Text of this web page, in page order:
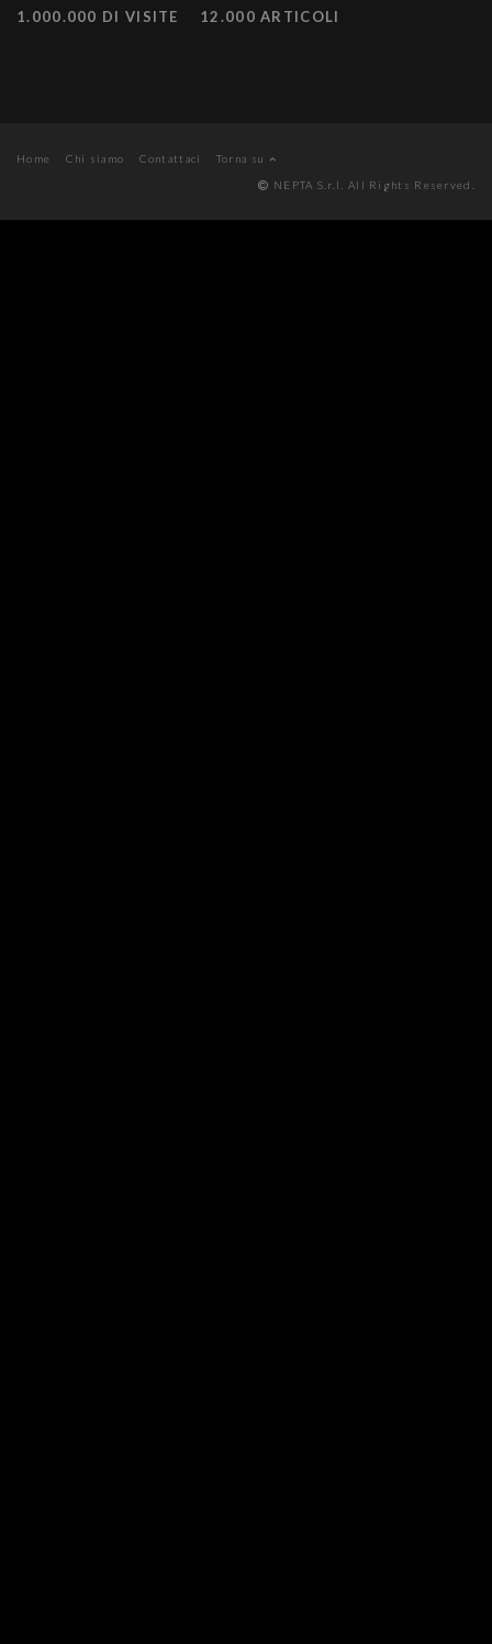
1.000.000 DI VISITE 12.000 ARTICOLI
Home Chi siamo Contattaci
Torna su
NEPTA S.r.l. All Rights Reserved.